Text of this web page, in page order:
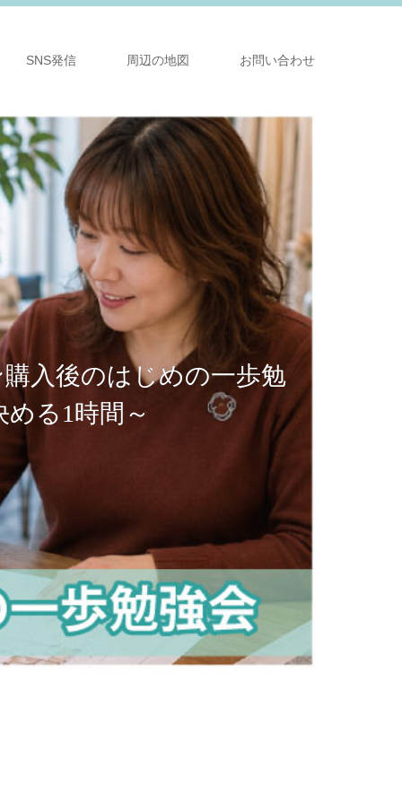
SNS発信 周辺の地図 お問い合わせ
入後のはじめの一歩勉
る1時間～